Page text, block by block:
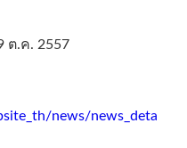
ต.ค. 2557
news/news_deta